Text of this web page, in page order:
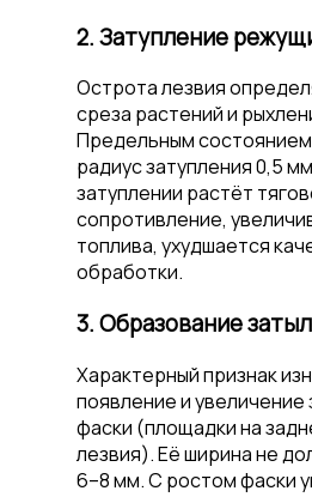
2. Затупление
Острота лезвия
среза растений и
Предельным
радиус затупления 0,5
затуплении растёт
сопротивление,
топлива, ухудшается
обработки.
3. Образование
Характерный признак
появление и увеличение
фаски (площадки на
лезвия). Её ширина не
6–8 мм. С ростом фаски